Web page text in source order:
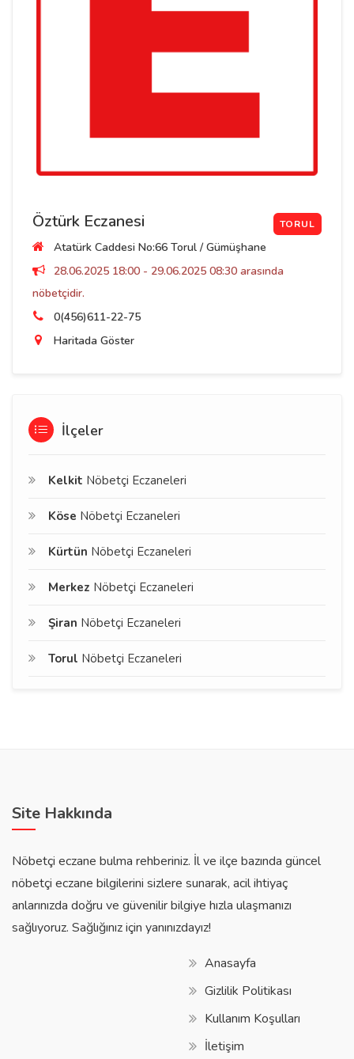
Öztürk Eczanesi TORUL
Atatürk Caddesi No:66 Torul / Gümüşhane
28.06.2025 18:00 - 29.06.2025 08:30 arasında
nöbetçidir.
0(456)611-22-75
Haritada Göster
İlçeler
Kelkit Nöbetçi Eczaneleri
Köse Nöbetçi Eczaneleri
Kürtün Nöbetçi Eczaneleri
Merkez Nöbetçi Eczaneleri
Şiran Nöbetçi Eczaneleri
Torul Nöbetçi Eczaneleri
Site Hakkında
Nöbetçi eczane bulma rehberiniz. İl ve ilçe bazında güncel
nöbetçi eczane bilgilerini sizlere sunarak, acil ihtiyaç
anlarınızda doğru ve güvenilir bilgiye hızla ulaşmanızı
sağlıyoruz. Sağlığınız için yanınızdayız!
Anasayfa
Gizlilik Politikası
Kullanım Koşulları
İletişim